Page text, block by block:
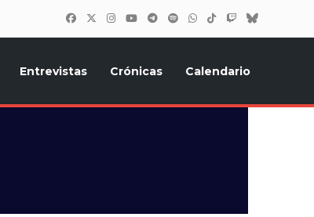
Entrevistas Crónicas Calendario